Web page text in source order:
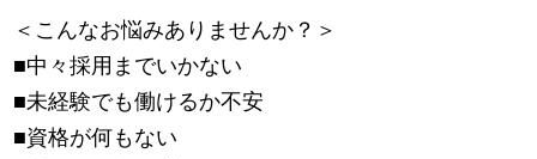
＜こんなお悩みありませんか？＞
■中々採用までいかない
■未経験でも働けるか不安
■資格が何もない